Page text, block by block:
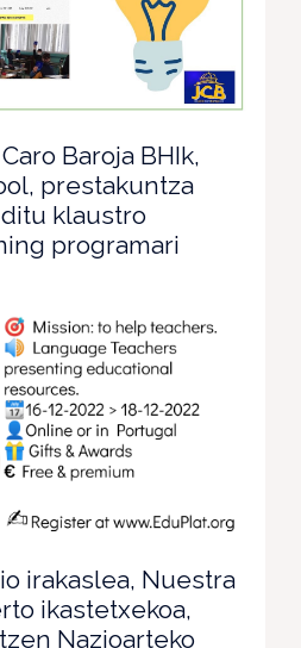
Baroja BHIk,
prestakuntza
klaustro
programari
irakaslea, Nuestra
ikastetxekoa,
Nazioarteko